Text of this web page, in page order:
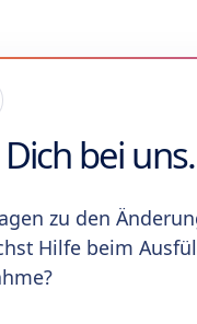
bei uns.
zu den
Hilfe beim